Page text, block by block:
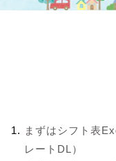
まずはシフト表
レートDL）